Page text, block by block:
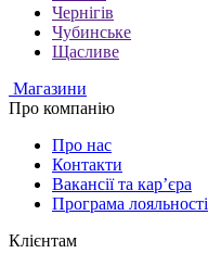
Чернігів
Чубинське
Щасливе
Магазини
Про компанію
Про нас
Контакти
Вакансії та кар’єра
Програма лояльності
Клієнтам